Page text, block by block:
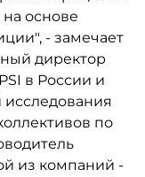
основе
- замечает
директор
в России и
исследования
по
из компаний -